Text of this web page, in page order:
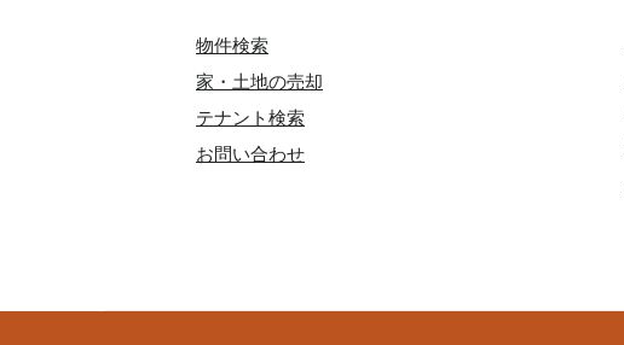
物件検索
家・土地の売却
テナント検索
お問い合わせ